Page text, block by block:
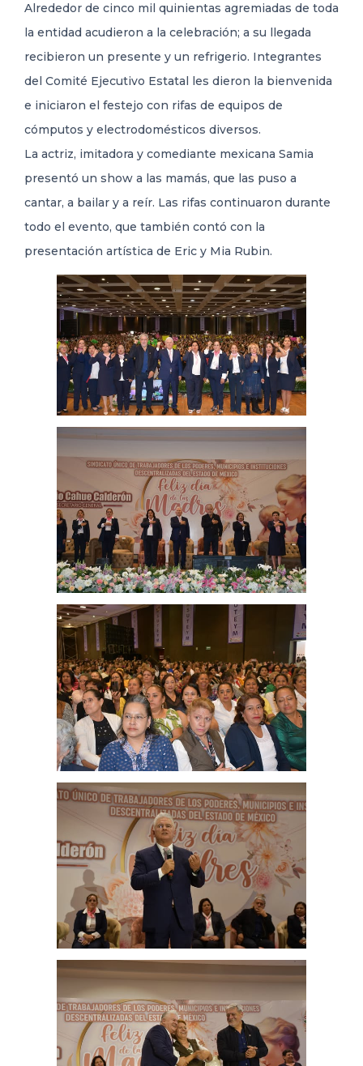
Alrededor de cinco mil quinientas agremiadas de toda
la entidad acudieron a la celebración; a su llegada
recibieron un presente y un refrigerio. Integrantes
del Comité Ejecutivo Estatal les dieron la bienvenida
e iniciaron el festejo con rifas de equipos de
cómputos y electrodomésticos diversos.
La actriz, imitadora y comediante mexicana Samia
presentó un show a las mamás, que las puso a
cantar, a bailar y a reír. Las rifas continuaron durante
todo el evento, que también contó con la
presentación artística de Eric y Mia Rubin.